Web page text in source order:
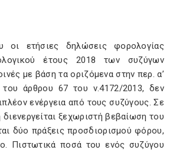
οι ετήσιες δηλώσεις φορολογίας
έτους 2018 των συζύγων
με βάση τα οριζόμενα στην περ. α’
άρθρου 67 του ν.4172/2013, δεν
ενέργεια από τους συζύγους. Σε
ξεχωριστή βεβαίωση του
δύο πράξεις προσδιορισμού φόρου,
Πιστωτικά ποσά του ενός συζύγου